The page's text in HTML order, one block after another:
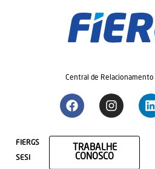
Central de Relacionamento
FIERGS
SESI
TRABALHE
CONOSCO